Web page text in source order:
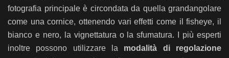
fotografia principale è circondata da quella grandangolare
come una cornice, ottenendo vari effetti come il fisheye, il
bianco e nero, la vignettatura o la sfumatura.
I più esperti
inoltre possono utilizzare la modalità di regolazione